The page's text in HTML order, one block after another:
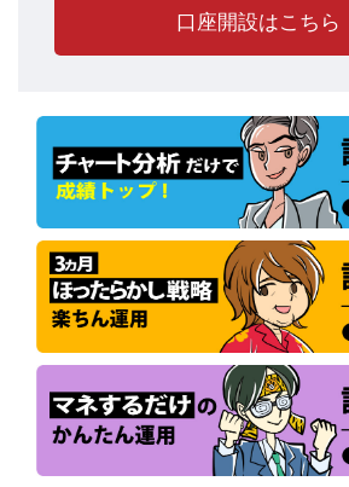
●トラトレめがねのマネ運用作戦
トラトレめがねさんの
「マネ運用」という
1位となったプレイヤーと同じ設定内容で
口座開設はこちら